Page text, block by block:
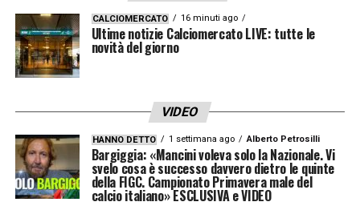
CALCIOMERCATO 16 minuti ago
Ultime notizie Calciomercato LIVE: tutte le
novità del giorno
VIDEO
HANNO DETTO 1 settimana ago Alberto Petrosilli
Bargiggia: «Mancini voleva solo la Nazionale. Vi
svelo cosa è successo davvero dietro le quinte
della FIGC. Campionato Primavera male del
calcio italiano» ESCLUSIVA e VIDEO